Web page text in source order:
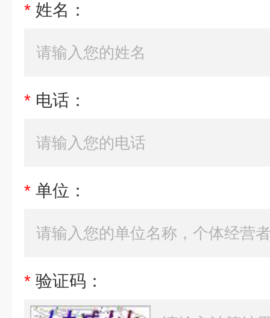
* 姓名：
* 电话：
* 单位：
* 验证码：